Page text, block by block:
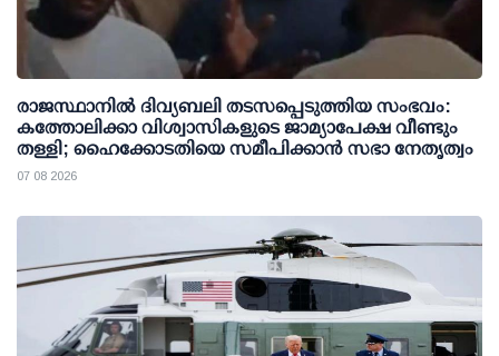
രാജസ്ഥാനിൽ ദിവ്യബലി തടസപ്പെടുത്തിയ സംഭവം:
കത്തോലിക്കാ വിശ്വാസികളുടെ ജാമ്യാപേക്ഷ വീണ്ടും
തള്ളി; ഹൈക്കോടതിയെ സമീപിക്കാൻ സഭാ നേതൃത്വം
07 08 2026